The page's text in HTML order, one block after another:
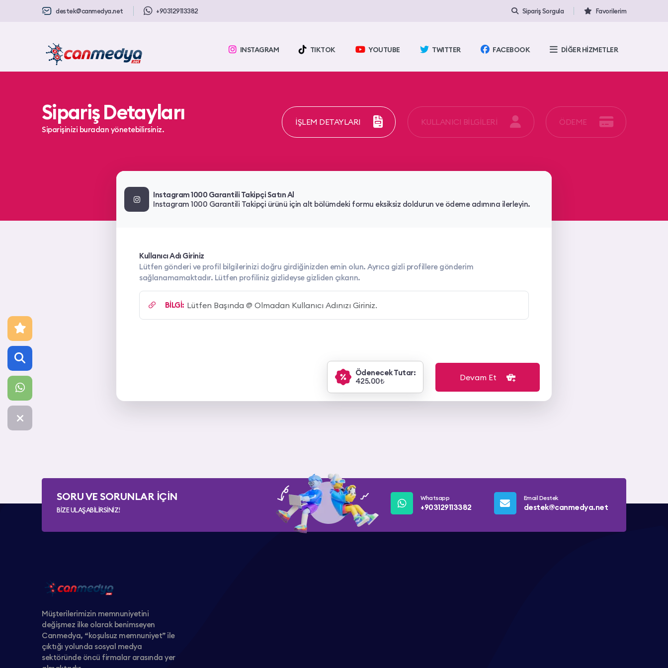
destek@canmedya.net +903129113382 Sipariş Sorgula Favorilerim
INSTAGRAM TIKTOK YOUTUBE TWITTER FACEBOOK DİĞER HİZMETLER
Sipariş Detayları
Siparişinizi buradan yönetebilirsiniz.
İŞLEM DETAYLARI KULLANICI BİLGİLERİ ÖDEME
Instagram 1000 Garantili Takipçi Satın Al
Instagram 1000 Garantili Takipçi ürünü için alt bölümdeki formu eksiksiz doldurun ve ödeme adımına ilerleyin.
Kullanıcı Adı Giriniz
Lütfen gönderi ve profil bilgilerinizi doğru girdiğinizden emin olun. Ayrıca gizli profillere gönderim
sağlanamamaktadır. Lütfen profiliniz gizlideyse gizliden çıkarın.
BİLGİ:
Ödenecek Tutar:
425.00₺
Devam Et
SORU VE SORUNLAR İÇİN
BİZE ULAŞABİLİRSİNİZ!
Whatsapp
+903129113382
Email Destek
destek@canmedya.net
Müşterilerimizin memnuniyetini
değişmez ilke olarak benimseyen
Canmedya, “koşulsuz memnuniyet” ile
çıktığı yolunda sosyal medya
sektöründe öncü firmalar arasında yer